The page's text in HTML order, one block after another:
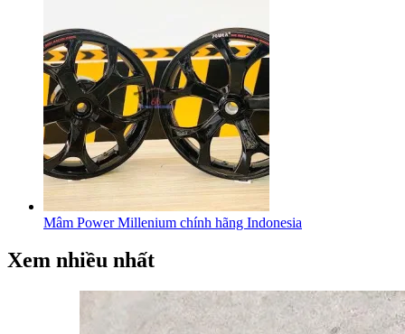
Mâm Power Millenium chính hãng Indonesia
Xem nhiều nhất